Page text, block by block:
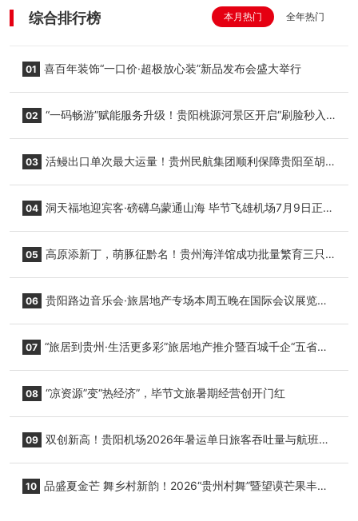
综合排行榜 本月热门 全年热门
01 喜百年装饰“一口价·超极放心装”新品发布会盛大举行
02 “一码畅游”赋能服务升级！贵阳桃源河景区开启“刷脸秒入
03 活鳗出口单次最大运量！贵州民航集团顺利保障贵阳至胡
04 洞天福地迎宾客·磅礴乌蒙通山海 毕节飞雄机场7月9日正式
05 高原添新丁，萌豚征黔名！贵州海洋馆成功批量繁育三只
06 贵阳路边音乐会·旅居地产专场本周五晚在国际会议展览中
07 “旅居到贵州·生活更多彩”旅居地产推介暨百城千企“五省
08 “凉资源”变“热经济”，毕节文旅暑期经营创开门红
09 双创新高！贵阳机场2026年暑运单日旅客吞吐量与航班起
10 品盛夏金芒 舞乡村新韵！2026“贵州村舞”暨望谟芒果丰收